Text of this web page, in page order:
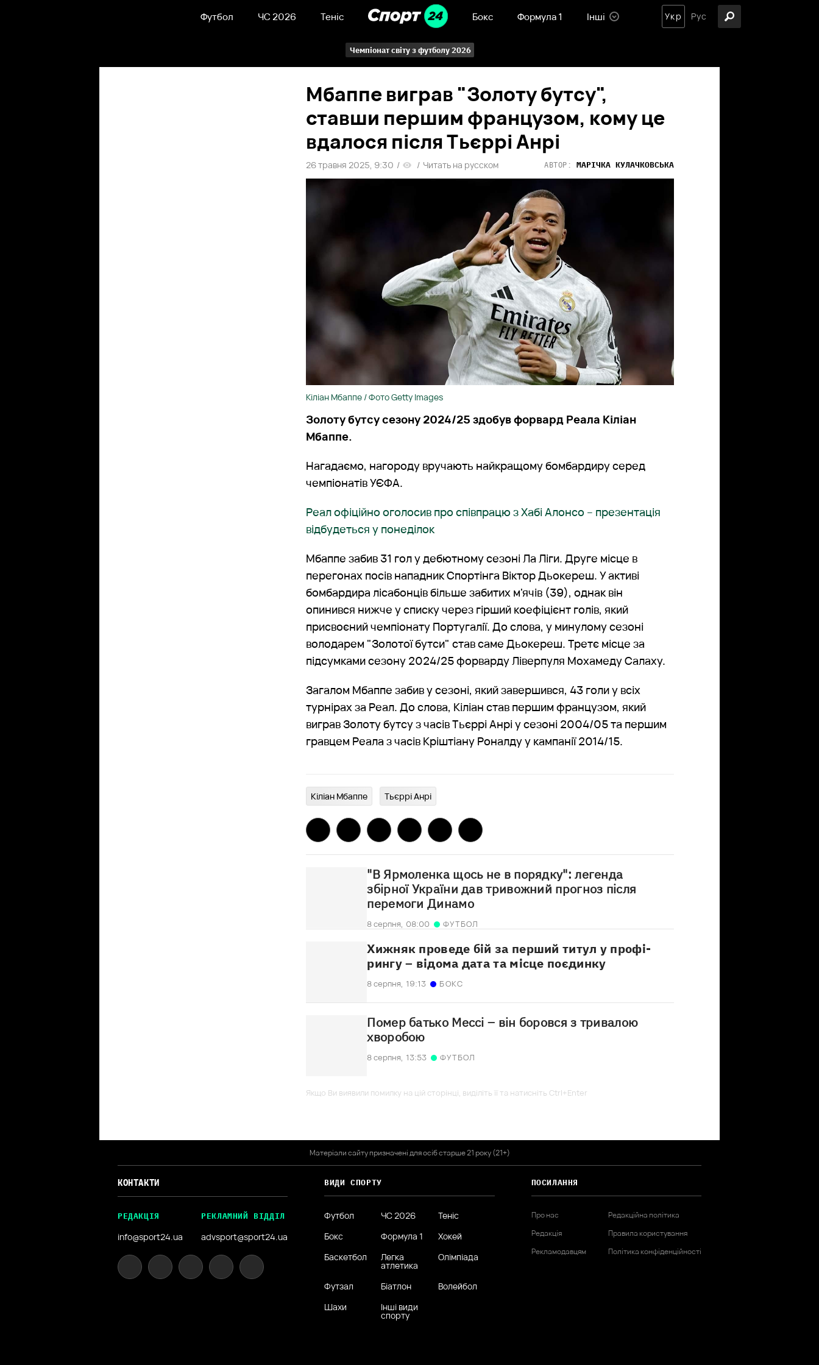
Футбол ЧС 2026 Теніс Бокс Формула 1 Інші Укр Рус
Чемпіонат світу з футболу 2026
Мбаппе виграв "Золоту бутсу",
ставши першим французом, кому це
вдалося після Тьєррі Анрі
26 травня 2025, 9:30 / / Читать на русском АВТОР: МАРІЧКА КУЛАЧКОВСЬКА
Кіліан Мбаппе / Фото Getty Images
Золоту бутсу сезону 2024/25 здобув форвард Реала Кіліан
Мбаппе.
Нагадаємо, нагороду вручають найкращому бомбардиру серед
чемпіонатів УЄФА.
Реал офіційно оголосив про співпрацю з Хабі Алонсо – презентація
відбудеться у понеділок
Мбаппе забив 31 гол у дебютному сезоні Ла Ліги. Друге місце в
перегонах посів нападник Спортінга Віктор Дьокереш. У активі
бомбардира лісабонців більше забитих м'ячів (39), однак він
опинився нижче у списку через гірший коефіцієнт голів, який
присвоєний чемпіонату Португалії. До слова, у минулому сезоні
володарем "Золотої бутси" став саме Дьокереш. Третє місце за
підсумками сезону 2024/25 форварду Ліверпуля Мохамеду Салаху.
Загалом Мбаппе забив у сезоні, який завершився, 43 голи у всіх
турнірах за Реал. До слова, Кіліан став першим французом, який
виграв Золоту бутсу з часів Тьєррі Анрі у сезоні 2004/05 та першим
гравцем Реала з часів Кріштіану Роналду у кампанії 2014/15.
Кіліан Мбаппе Тьєррі Анрі
"В Ярмоленка щось не в порядку": легенда
збірної України дав тривожний прогноз після
перемоги Динамо
8 серпня, 08:00 ФУТБОЛ
Хижняк проведе бій за перший титул у профі-
рингу – відома дата та місце поєдинку
8 серпня, 19:13 БОКС
Помер батько Мессі – він боровся з тривалою
хворобою
8 серпня, 13:53 ФУТБОЛ
Якщо Ви виявили помилку на цій сторінці, виділіть її та натисніть Ctrl+Enter
Матеріали сайту призначені для осіб старше 21 року (21+)
КОНТАКТИ
РЕДАКЦІЯ
info@sport24.ua
РЕКЛАМНИЙ ВІДДІЛ
advsport@sport24.ua
ВИДИ СПОРТУ
Футбол ЧС 2026
Теніс
Бокс
Формула 1
Хокей
Баскетбол
Легка
атлетика
Олімпіада
Футзал Біатлон
Волейбол
Шахи
Інші види
спорту
ПОСИЛАННЯ
Про нас
Редакція
Рекламодавцям
Редакційна політика
Правила користування
Політика конфіденційності